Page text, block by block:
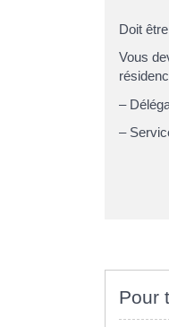
Doit
Vous
–
–
Pour